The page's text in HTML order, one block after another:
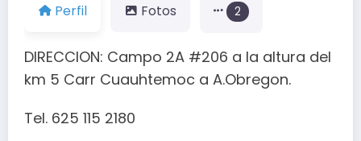
Perfil Fotos 2
DIRECCION: Campo 2A #206 a la altura del
km 5 Carr Cuauhtemoc a A.Obregon.
Tel. 625 115 2180